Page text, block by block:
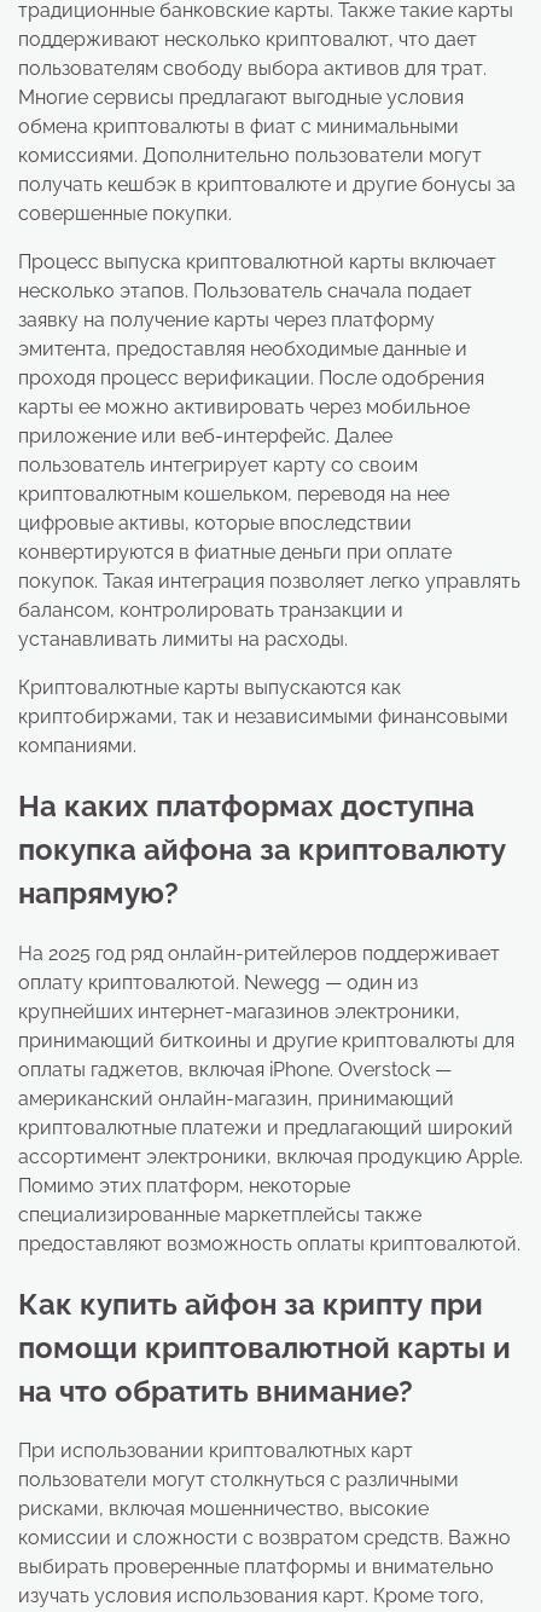
традиционные банковские карты. Также такие карты
поддерживают несколько криптовалют, что дает
пользователям свободу выбора активов для трат.
Многие сервисы предлагают выгодные условия
обмена криптовалюты в фиат с минимальными
комиссиями. Дополнительно пользователи могут
получать кешбэк в криптовалюте и другие бонусы за
совершенные покупки.
Процесс выпуска криптовалютной карты включает
несколько этапов. Пользователь сначала подает
заявку на получение карты через платформу
эмитента, предоставляя необходимые данные и
проходя процесс верификации. После одобрения
карты ее можно активировать через мобильное
приложение или веб-интерфейс. Далее
пользователь интегрирует карту со своим
криптовалютным кошельком, переводя на нее
цифровые активы, которые впоследствии
конвертируются в фиатные деньги при оплате
покупок. Такая интеграция позволяет легко управлять
балансом, контролировать транзакции и
устанавливать лимиты на расходы.
Криптовалютные карты выпускаются как
криптобиржами, так и независимыми финансовыми
компаниями.
На каких платформах доступна
покупка айфона за криптовалюту
напрямую?
На 2025 год ряд онлайн-ритейлеров поддерживает
оплату криптовалютой. Newegg — один из
крупнейших интернет-магазинов электроники,
принимающий биткоины и другие криптовалюты для
оплаты гаджетов, включая iPhone. Overstock —
американский онлайн-магазин, принимающий
криптовалютные платежи и предлагающий широкий
ассортимент электроники, включая продукцию Apple.
Помимо этих платформ, некоторые
специализированные маркетплейсы также
предоставляют возможность оплаты криптовалютой.
Как купить айфон за крипту при
помощи криптовалютной карты и
на что обратить внимание?
При использовании криптовалютных карт
пользователи могут столкнуться с различными
рисками, включая мошенничество, высокие
комиссии и сложности с возвратом средств. Важно
выбирать проверенные платформы и внимательно
изучать условия использования карт. Кроме того,